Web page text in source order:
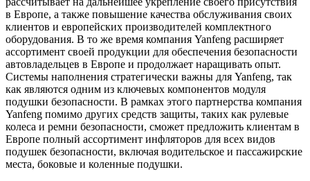
в Европе, а также повышение качества обслуживания своих
клиентов и европейских производителей комплектного
оборудования. В то же время компания Yanfeng расширяет
ассортимент своей продукции для обеспечения безопасности
автовладельцев в Европе и продолжает наращивать опыт.
Системы наполнения стратегически важны для Yanfeng, так
как являются одним из ключевых компонентов модуля
подушки безопасности. В рамках этого партнерства компания
Yanfeng помимо других средств защиты, таких как рулевые
колеса и ремни безопасности, сможет предложить клиентам в
Европе полный ассортимент инфляторов для всех видов
подушек безопасности, включая водительское и пассажирские
места, боковые и коленные подушки.